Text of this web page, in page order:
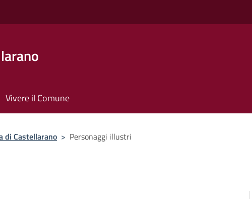
Vivere il Comune
di Castellarano > Personaggi illustri